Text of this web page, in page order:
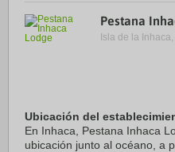
Pestana
Isla de la
Ubicación del
En Inhaca, Pestana Inhaca
ubicación junto al océano, a